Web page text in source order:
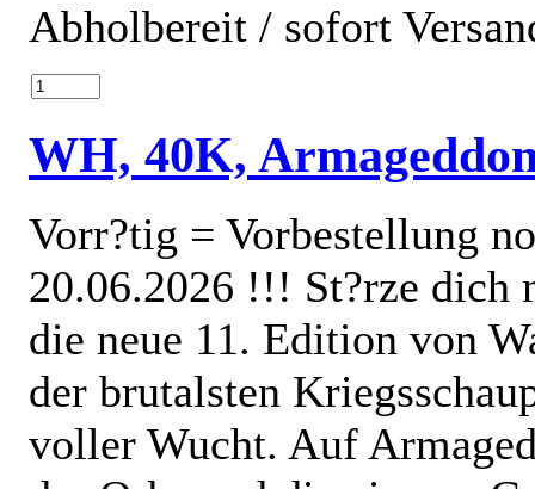
Abholbereit / sofort
WH, 40K,
Vorr?tig = Vorbestellung
20.06.2026 !!! St?rze dich
die neue 11. Edition von
der brutalsten
voller Wucht. Auf